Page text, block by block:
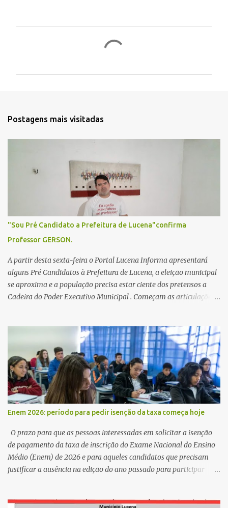
Postagens mais visitadas
"Sou Pré Candidato a Prefeitura de Lucena"confirma
Professor GERSON.
A partir desta sexta-feira o Portal Lucena Informa apresentará
alguns Pré Candidatos à Prefeitura de Lucena, a eleição municipal
se aproxima e a população precisa estar ciente dos pretensos a
Cadeira do Poder Executivo Municipal . Começam as articulações e
Bandeira Valcinete Araújo e Professor Gerson Andrade há
possibilidade de mais nomes aparecer , ficaremos no aguardo para
trazer mais informações. A primeira entrevista foi com o
inimaginável Gerson Andrade ,Professor da Rede Municipal
(efetivo), supervisor, Formado em Pedagogia e Biomedicina pela
UFPB. Leciona no Otto Illi, Gilberto Inácio, Ellinora Dornellas
,Escola Américo Falcão. Gerson nos contou que a idéia de disputar
a prefeitura veio de um sonho há 5 anos atrás, e também por
acreditar que o trabalho dos seus companheiros principalmente
da zona rural deve ser mais valorizado e que eles serão a Fortalez...
Enem 2026: período para pedir isenção da taxa começa hoje
O prazo para que as pessoas interessadas em solicitar a isenção
de pagamento da taxa de inscrição do Exame Nacional do Ensino
Médio (Enem) de 2026 e para aqueles candidatos que precisam
justificar a ausência na edição do ano passado para participar
eletrônico da Página do Participante do Enem com o login único